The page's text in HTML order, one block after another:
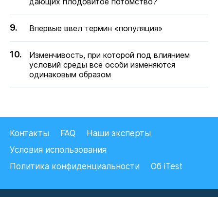
Впервые ввел термин «популяция»
Изменчивость, при которой под влиянием
условий среды все особи изменяются
одинаковым образом
Контакты FAQ
Наши эксперты
Условия использования
Политика конфиденциальности
Об iTest